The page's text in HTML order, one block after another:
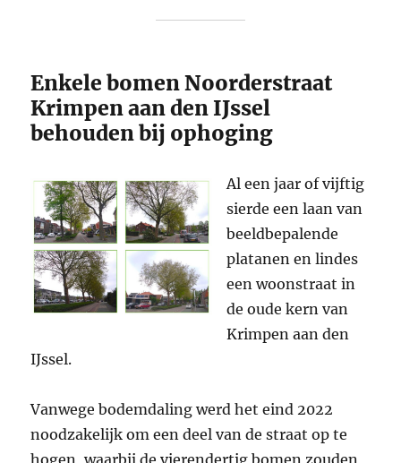
Enkele bomen Noorderstraat
Krimpen aan den IJssel
behouden bij ophoging
Al een jaar of vijftig
sierde een laan van
beeldbepalende
platanen en lindes
een woonstraat in
de oude kern van
Krimpen aan den
IJssel.
Vanwege bodemdaling werd het eind 2022
noodzakelijk om een deel van de straat op te